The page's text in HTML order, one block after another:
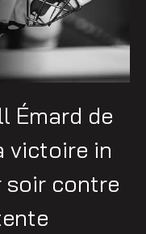
Émard de
victoire in
soir contre